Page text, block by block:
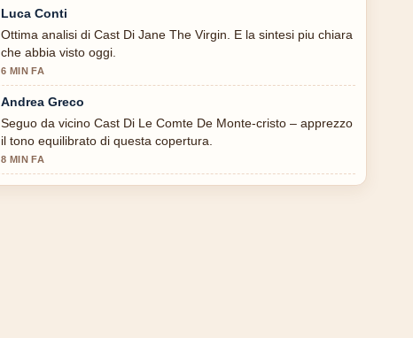
Luca Conti
Ottima analisi di Cast Di Jane The Virgin. E la sintesi piu chiara
che abbia visto oggi.
6 MIN FA
Andrea Greco
Seguo da vicino Cast Di Le Comte De Monte-cristo – apprezzo
il tono equilibrato di questa copertura.
8 MIN FA